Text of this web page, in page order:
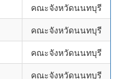
คณะจังหวัดนนทบุรี
คณะจังหวัดนนทบุรี
คณะจังหวัดนนทบุรี
คณะจังหวัดนนทบุรี